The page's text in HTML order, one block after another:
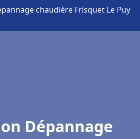
chaudière Frisquet Le Puy
Dépannage